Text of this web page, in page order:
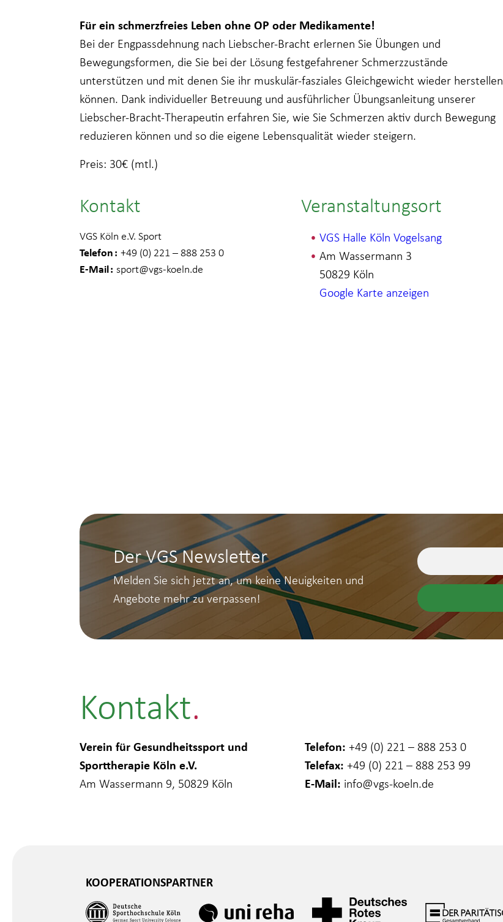
Für ein schmerzfreies Leben ohne OP oder Medikamente!
Bei der Engpassdehnung nach Liebscher-Bracht erlernen Sie Übungen und
Bewegungsformen, die Sie bei der Lösung festgefahrener Schmerzzustände
unterstützen und mit denen Sie ihr muskulär-fasziales Gleichgewicht wieder herstellen
können. Dank individueller Betreuung und ausführlicher Übungsanleitung unserer
Liebscher-Bracht-Therapeutin erfahren Sie, wie Sie Schmerzen aktiv durch Bewegung
reduzieren können und so die eigene Lebensqualität wieder steigern.
Preis: 30€ (mtl.)
Kontakt
VGS Köln e.V. Sport
Telefon +49 (0) 221 – 888 253 0
E-Mail sport@vgs-koeln.de
Veranstaltungsort
VGS Halle Köln Vogelsang
Am Wassermann 3
Köln
50829
Google Karte anzeigen
Der VGS Newsletter
Melden Sie sich jetzt an, um keine Neuigkeiten und
Angebote mehr zu verpassen!
Kontakt
Verein für Gesundheitssport und
Sporttherapie Köln e.V.
Am Wassermann 9, 50829 Köln
Telefon: +49 (0) 221 – 888 253 0
Telefax: +49 (0) 221 – 888 253 99
E-Mail: info@vgs-koeln.de
KOOPERATIONSPARTNER